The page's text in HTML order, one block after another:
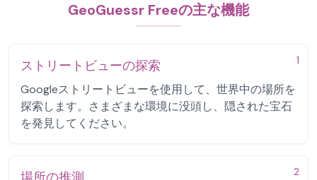
GeoGuessr Freeの主な機能
1
ストリートビューの探索
Googleストリートビューを使用して、世界中の場所を
探索します。さまざまな環境に没頭し、隠された宝石
を発見してください。
2